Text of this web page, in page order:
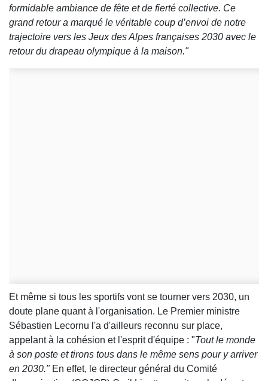
formidable ambiance de fête et de fierté collective. Ce
grand retour a marqué le véritable coup d’envoi de notre
trajectoire vers les Jeux des Alpes françaises 2030 avec le
retour du drapeau olympique à la maison."
Et même si tous les sportifs vont se tourner vers 2030, un
doute plane quant à l'organisation. Le Premier ministre
Sébastien Lecornu l'a d'ailleurs reconnu sur place,
appelant à la cohésion et l'esprit d'équipe : "Tout le monde
à son poste et tirons tous dans le même sens pour y arriver
en 2030." En effet, le directeur général du Comité